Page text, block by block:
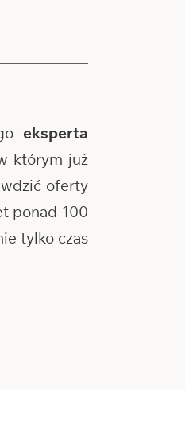
eksperta
którym już
oferty
ponad 100
tylko czas